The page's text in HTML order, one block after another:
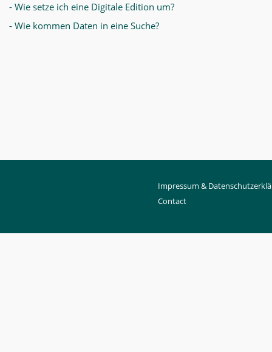
- Wie setze ich eine Digitale Edition um?
- Wie kommen Daten in eine Suche?
Impressum &
Contact